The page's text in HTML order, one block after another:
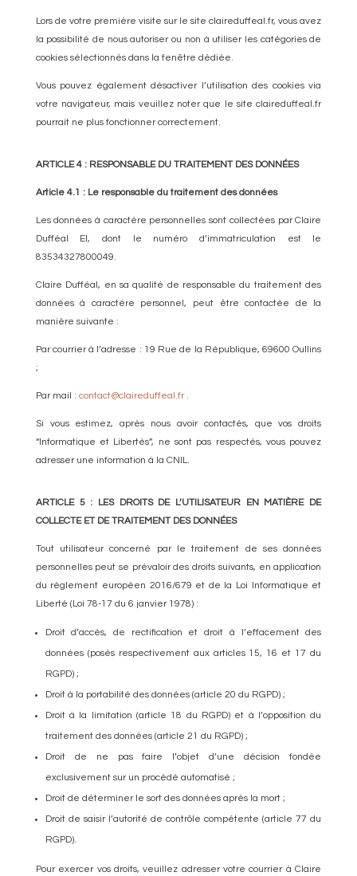
Lors de votre première visite sur le site claireduffeal.fr, vous avez
la possibilité de nous autoriser ou non à utiliser les catégories de
cookies sélectionnés dans la fenêtre dédiée.
Vous pouvez également désactiver l’utilisation des cookies via
votre navigateur, mais veuillez noter que le site claireduffeal.fr
pourrait ne plus fonctionner correctement.
ARTICLE 4 : RESPONSABLE DU TRAITEMENT DES DONNÉES
Article 4.1 : Le responsable du traitement des données
Les données à caractère personnelles sont collectées par Claire
Dufféal EI, dont le numéro d’immatriculation est le
83534327800049.
Claire Dufféal, en sa qualité de responsable du traitement des
données à caractère personnel, peut être contactée de la
manière suivante :
Par courrier à l’adresse : 19 Rue de la République, 69600 Oullins
;
Par mail : contact@claireduffeal.fr.
Si vous estimez, après nous avoir contactés, que vos droits
“Informatique et Libertés”, ne sont pas respectés, vous pouvez
adresser une information à la CNIL.
ARTICLE 5 : LES DROITS DE L’UTILISATEUR EN MATIÈRE DE
COLLECTE ET DE TRAITEMENT DES DONNÉES
Tout utilisateur concerné par le traitement de ses données
personnelles peut se prévaloir des droits suivants, en application
du règlement européen 2016/679 et de la Loi Informatique et
Liberté (Loi 78-17 du 6 janvier 1978) :
Droit d’accès, de rectification et droit à l’effacement des
données (posés respectivement aux articles 15, 16 et 17 du
RGPD) ;
Droit à la portabilité des données (article 20 du RGPD) ;
Droit à la limitation (article 18 du RGPD) et à l’opposition du
traitement des données (article 21 du RGPD) ;
Droit de ne pas faire l’objet d’une décision fondée
exclusivement sur un procédé automatisé ;
Droit de déterminer le sort des données après la mort ;
Droit de saisir l’autorité de contrôle compétente (article 77 du
RGPD).
Pour exercer vos droits, veuillez adresser votre courrier à Claire